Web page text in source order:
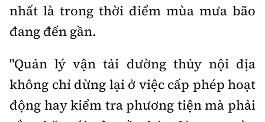
chấp thuận bằng văn bản.
Thông tin tòa
soạn
nhất là trong thời điểm mùa mưa bão
đang đến gần.
"Quản lý vận tải đường thủy nội địa
không chỉ dừng lại ở việc cấp phép hoạt
động hay kiểm tra phương tiện mà phải